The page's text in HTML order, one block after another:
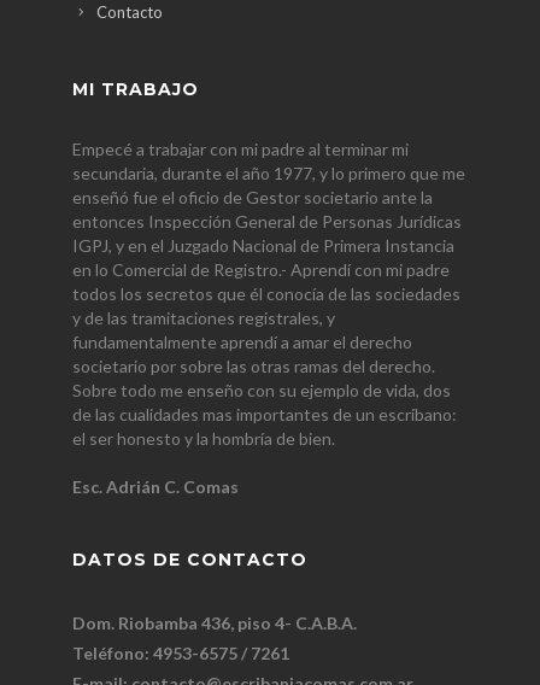
Contacto
MI TRABAJO
Empecé a trabajar con mi padre al terminar mi
secundaria, durante el año 1977, y lo primero que me
enseñó fue el oficio de Gestor societario ante la
entonces Inspección General de Personas Jurídicas
IGPJ, y en el Juzgado Nacional de Primera Instancia
en lo Comercial de Registro.- Aprendí con mi padre
todos los secretos que él conocía de las sociedades
y de las tramitaciones registrales, y
fundamentalmente aprendí a amar el derecho
societario por sobre las otras ramas del derecho.
Sobre todo me enseño con su ejemplo de vida, dos
de las cualidades mas importantes de un escribano:
el ser honesto y la hombría de bien.
Esc. Adrián C. Comas
DATOS DE CONTACTO
Dom. Riobamba 436, piso 4- C.A.B.A.
Teléfono: 4953-6575 / 7261